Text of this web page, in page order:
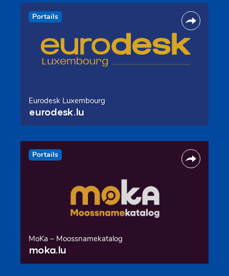
Portails
Eurodesk Luxembourg
eurodesk.lu
Portails
MoKa – Moossnamekatalog
moka.lu